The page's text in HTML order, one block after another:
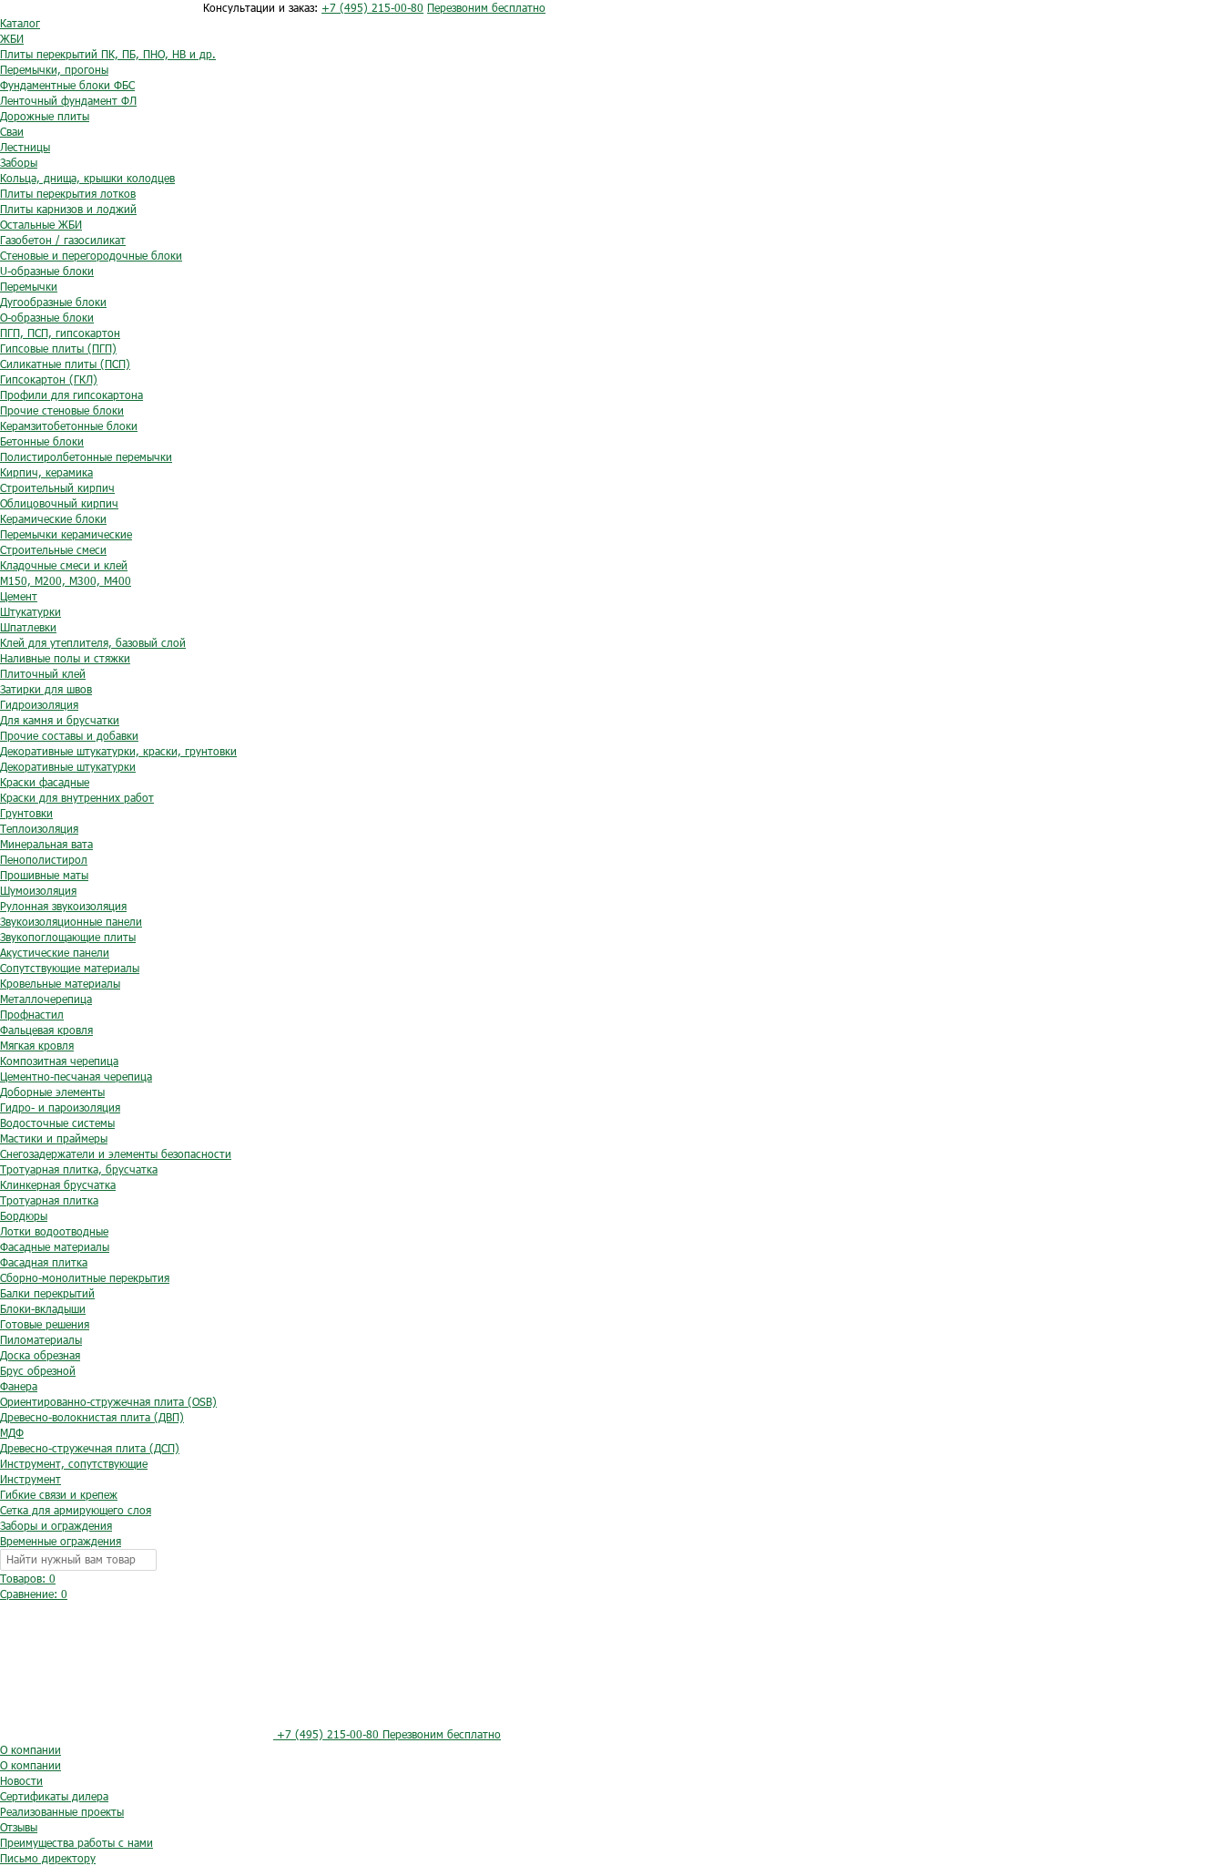
Консультации и заказ: +7 (495) 215-00-80 Перезвоним бесплатно
Каталог
ЖБИ
Плиты перекрытий ПК, ПБ, ПНО, НВ и др.
Перемычки, прогоны
Фундаментные блоки ФБС
Ленточный фундамент ФЛ
Дорожные плиты
Сваи
Лестницы
Заборы
Кольца, днища, крышки колодцев
Плиты перекрытия лотков
Плиты карнизов и лоджий
Остальные ЖБИ
Газобетон / газосиликат
Стеновые и перегородочные блоки
U-образные блоки
Перемычки
Дугообразные блоки
O-образные блоки
ПГП, ПСП, гипсокартон
Гипсовые плиты (ПГП)
Силикатные плиты (ПСП)
Гипсокартон (ГКЛ)
Профили для гипсокартона
Прочие стеновые блоки
Керамзитобетонные блоки
Бетонные блоки
Полистиролбетонные перемычки
Кирпич, керамика
Строительный кирпич
Облицовочный кирпич
Керамические блоки
Перемычки керамические
Строительные смеси
Кладочные смеси и клей
М150, М200, М300, М400
Цемент
Штукатурки
Шпатлевки
Клей для утеплителя, базовый слой
Наливные полы и стяжки
Плиточный клей
Затирки для швов
Гидроизоляция
Для камня и брусчатки
Прочие составы и добавки
Декоративные штукатурки, краски, грунтовки
Декоративные штукатурки
Краски фасадные
Краски для внутренних работ
Грунтовки
Теплоизоляция
Минеральная вата
Пенополистирол
Прошивные маты
Шумоизоляция
Рулонная звукоизоляция
Звукоизоляционные панели
Звукопоглощающие плиты
Акустические панели
Сопутствующие материалы
Кровельные материалы
Металлочерепица
Профнастил
Фальцевая кровля
Мягкая кровля
Композитная черепица
Цементно-песчаная черепица
Доборные элементы
Гидро- и пароизоляция
Водосточные системы
Мастики и праймеры
Снегозадержатели и элементы безопасности
Тротуарная плитка, брусчатка
Клинкерная брусчатка
Тротуарная плитка
Бордюры
Лотки водоотводные
Фасадные материалы
Фасадная плитка
Сборно-монолитные перекрытия
Балки перекрытий
Блоки-вкладыши
Готовые решения
Пиломатериалы
Доска обрезная
Брус обрезной
Фанера
Ориентированно-стружечная плита (OSB)
Древесно-волокнистая плита (ДВП)
МДФ
Древесно-стружечная плита (ДСП)
Инструмент, сопутствующие
Инструмент
Гибкие связи и крепеж
Сетка для армирующего слоя
Заборы и ограждения
Временные ограждения
Товаров: 0
Сравнение: 0
+7 (495) 215-00-80 Перезвоним бесплатно
О компании
О компании
Новости
Сертификаты дилера
Реализованные проекты
Отзывы
Преимущества работы с нами
Письмо директору